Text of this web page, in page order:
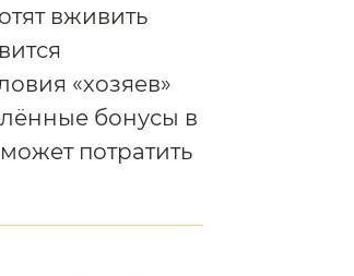
вживить
«хозяев»
бонусы в
потратить